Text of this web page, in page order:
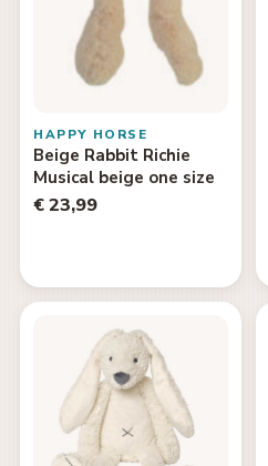
HAPPY HORSE
Beige Rabbit Richie
Musical beige one size
€ 23,99